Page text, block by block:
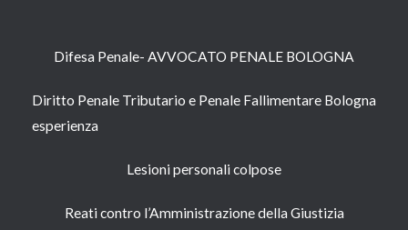
Difesa Penale- AVVOCATO PENALE BOLOGNA
Diritto Penale Tributario e Penale Fallimentare Bologna
esperienza
Lesioni personali colpose
Reati contro l’Amministrazione della Giustizia